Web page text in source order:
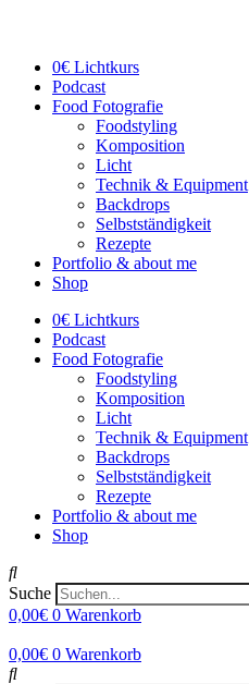
0€ Lichtkurs
Podcast
Food Fotografie
Foodstyling
Komposition
Licht
Technik & Equipment
Backdrops
Selbstständigkeit
Rezepte
Portfolio & about me
Shop
0€ Lichtkurs
Podcast
Food Fotografie
Foodstyling
Komposition
Licht
Technik & Equipment
Backdrops
Selbstständigkeit
Rezepte
Portfolio & about me
Shop
Suche
0,00€ 0 Warenkorb
0,00€ 0 Warenkorb